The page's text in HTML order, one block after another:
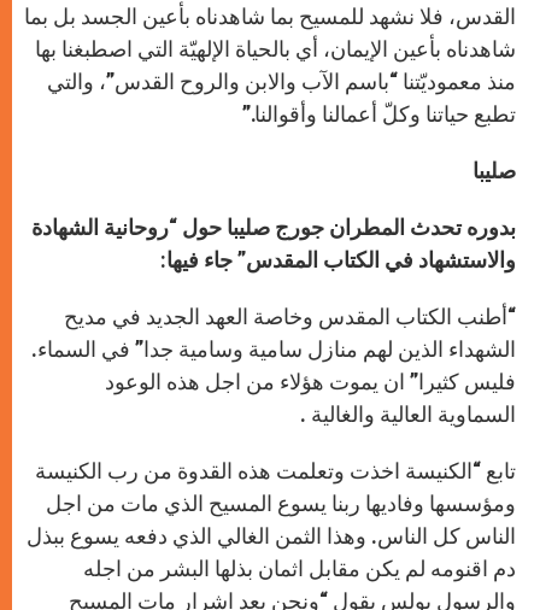
القدس، فلا نشهد للمسيح بما شاهدناه بأعين الجسد بل بما
شاهدناه بأعين الإيمان، أي بالحياة الإلهيّة التي اصطبغنا بها
منذ معموديّتنا “باسم الآب والابن والروح القدس”، والتي
تطبع حياتنا وكلّ أعمالنا وأقوالنا.”
صليبا
بدوره تحدث المطران جورج صليبا حول “روحانية الشهادة
والاستشهاد في الكتاب المقدس” جاء فيها:
“أطنب الكتاب المقدس وخاصة العهد الجديد في مديح
الشهداء الذين لهم منازل سامية وسامية جدا” في السماء.
فليس كثيرا” ان يموت هؤلاء من اجل هذه الوعود
السماوية العالية والغالية .
تابع “الكنيسة اخذت وتعلمت هذه القدوة من رب الكنيسة
ومؤسسها وفاديها ربنا يسوع المسيح الذي مات من اجل
الناس كل الناس. وهذا الثمن الغالي الذي دفعه يسوع ببذل
دم اقنومه لم يكن مقابل اثمان بذلها البشر من اجله
والرسول بولس يقول “ونحن بعد اشرار مات المسيح